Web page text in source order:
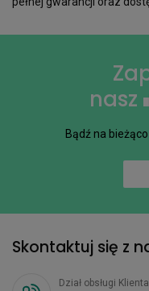
nasz
Bądź na
Skontaktuj się z
Dział obsługi Klienta